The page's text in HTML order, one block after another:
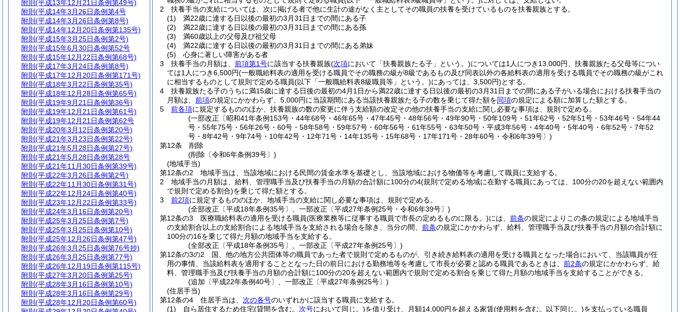
2
扶養手当の支給については、次に掲げる者で他に生計の途がなく主としてその職員の扶養を受けているものを扶養親族とする。
(1)
満22歳に達する日以後の最初の3月31日までの間にある子
(2)
満22歳に達する日以後の最初の3月31日までの間にある孫
(3)
満60歳以上の父母及び祖父母
(4)
満22歳に達する日以後の最初の3月31日までの間にある弟妹
(5)
心身に著しい障害がある者
3
扶養手当の月額は、 前項第1号に該当する扶養親族(次項において「扶養親族たる子」という。)については1人につき13,000円、扶養親族たる父母等につい
ては1人につき6,500円(一般職給料表の適用を受ける職員でその職務の級が8級であるもの及び同表以外の各給料表の適用を受ける職員でその職務の級がこれ
に相当するものとして規則で定める職員(以下「一般職給料表8級職員等」という。)にあっては、3,500円)とする。
4
扶養親族たる子のうちに満15歳に達する日後の最初の4月1日から満22歳に達する日以後の最初の3月31日までの間にある子がいる場合における扶養手当の
月額は、 前項の規定にかかわらず、5,000円に当該期間にある当該扶養親族たる子の数を乗じて得た額を同項の規定による額に加算した額とする。
5
前各項に規定するもののほか、扶養親族の数の変更に伴う支給額の改定その他の扶養手当の支給に関し必要な事項は、規則で定める。
(一部改正〔昭和41年条例153号・44年68号・46年65号・47年45号・48年56号・49年90号・50年109号・51年62号・52年51号・53年46号・54年44
号・55年75号・56年26号・60号・58年58号・59年57号・60年56号・61年55号・63年50号・平成3年56号・4年40号・5年40号・6年52号・7年52
号・8年42号・9年74号・10年42号・12年71号・14年135号・15年68号・17年171号・28年60号・令和6年39号〕)
第12条
削除
(削除〔令和6年条例39号〕)
(地域手当)
第12条の2
地域手当は、当該地域における民間の賃金水準を基礎とし、当該地域における物価等を考慮して職員に支給する。
2
地域手当の月額は、給料、管理職手当及び扶養手当の月額の合計額に100分の4(規則で定める地域に在勤する職員にあっては、100分の20を超えない範囲内
で規則で定める割合)を乗じて得た額とする。
3
前2項に規定するもののほか、地域手当の支給に関し必要な事項は、規則で定める。
(全部改正〔平成18年条例35号〕、一部改正〔平成27年条例25号・令和6年39号〕)
第12条の3
医療職給料表の適用を受ける職員(医療業務等に従事する職員で市長の定めるものに限る。)には、 前条の規定によりこの条の規定による地域手当
の支給割合以上の支給割合による地域手当を支給される場合を除き、当分の間、 前条の規定にかかわらず、給料、管理職手当及び扶養手当の月額の合計額に
100分の16を乗じて得た月額の地域手当を支給する。
(全部改正〔平成18年条例35号〕、一部改正〔平成27年条例25号〕)
第12条の3の2
国、他の地方公共団体等の職員であった者で規則で定めるものが、引き続き給料表の適用を受ける職員となった場合において、当該職員が任
用の事情、当該給料表を適用することとなった日の前日における勤務地等を考慮して市長が必要と認める職員であるときは、 前2条の規定にかかわらず、給
料、管理職手当及び扶養手当の月額の合計額に100分の20を超えない範囲内で規則で定める割合を乗じて得た月額の地域手当を支給することができる。
(追加〔平成22年条例40号〕、一部改正〔平成27年条例25号〕)
(住居手当)
第12条の4
住居手当は、 次の各号のいずれかに該当する職員に支給する。
(1)
自ら居住するため住宅(貸間を含む。 次号において同じ。)を借り受け、月額14,000円を超える家賃(使用料を含む。以下同じ。)を支払っている職員
附則 (平成13年12月21日条例第49号)
附則 (平成14年3月26日条例第4号
附則 (平成14年3月26日条例第8号)
附則 (平成14年12月20日条例第135号)
附則 (平成15年3月25日条例第2号)
附則 (平成15年6月30日条例第52号
附則 (平成15年12月22日条例第68号)
附則 (平成17年3月24日条例第8号)
附則 (平成17年12月20日条例第171号)
附則 (平成18年3月22日条例第35号)
附則 (平成18年12月28日条例第65号)
附則 (平成19年9月21日条例第36号)
附則 (平成19年12月21日条例第61号)
附則 (平成19年12月21日条例第62号
附則 (平成20年3月12日条例第20号)
附則 (平成21年3月23日条例第22号)
附則 (平成21年5月28日条例第27号)
附則 (平成21年5月28日条例第28号
附則 (平成21年11月30日条例第39号)
附則 (平成22年3月26日条例第2号)
附則 (平成22年11月30日条例第31号)
附則 (平成22年12月24日条例第40号)
附則 (平成23年12月22日条例第33号)
附則 (平成24年3月16日条例第20号)
附則 (平成25年3月25日条例第7号)
附則 (平成25年3月25日条例第10号)
附則 (平成25年12月26日条例第47号)
附則 (平成26年3月25日条例第76号抄)
附則 (平成26年3月25日条例第77号)
附則 (平成26年12月19日条例第115号)
附則 (平成27年3月20日条例第25号)
附則 (平成28年3月16日条例第10号)
附則 (平成28年3月16日条例第29号)
附則 (平成28年12月20日条例第60号)